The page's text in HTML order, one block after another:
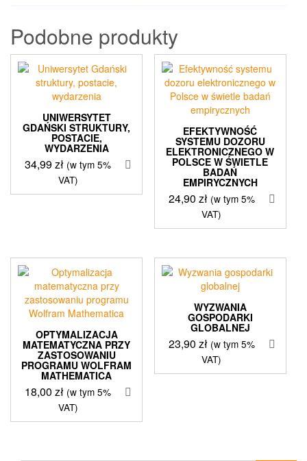
Podobne produkty
UNIWERSYTET
GDAŃSKI STRUKTURY,
POSTACIE,
WYDARZENIA
34,99zł (w tym 5%
VAT)
EFEKTYWNOŚĆ
SYSTEMU DOZORU
ELEKTRONICZNEGO W
POLSCE W ŚWIETLE
BADAŃ
EMPIRYCZNYCH
24,90 zł (w tym 5%
VAT)
OPTYMALIZACJA
MATEMATYCZNA PRZY
ZASTOSOWANIU
PROGRAMU WOLFRAM
MATHEMATICA
18,00zł (w tym 5%
VAT)
WYZWANIA
GOSPODARKI
GLOBALNEJ
23,90 zł (w tym 5%
VAT)